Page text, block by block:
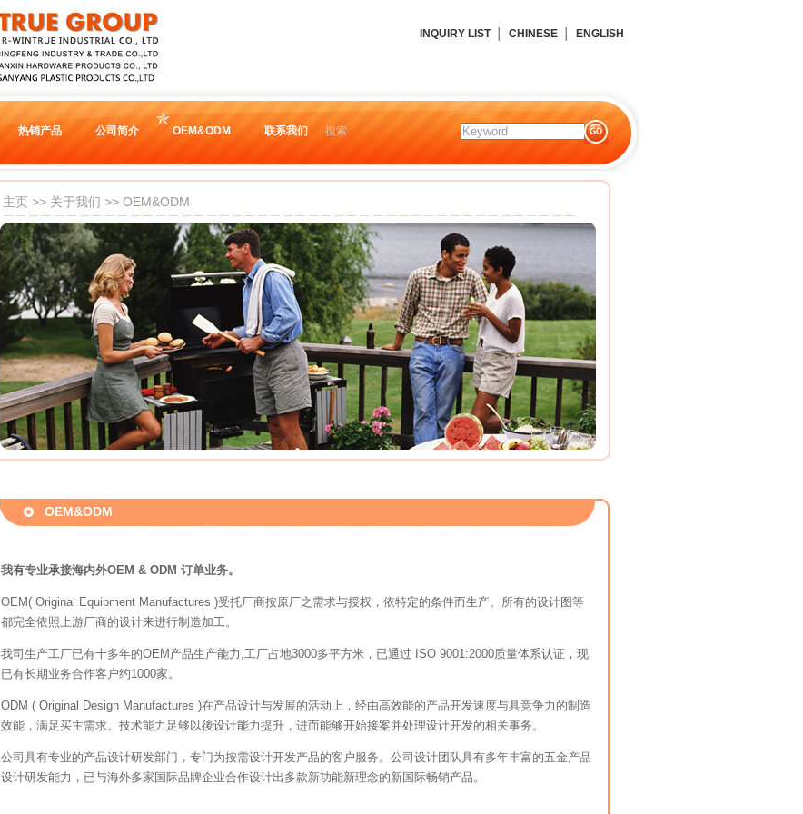
INQUIRY LIST│ CHINESE ENGLISH
热销产品 公司简介 OEM&ODM 联系我们 搜索
主页 >> 关于我们 >> OEM&ODM
OEM&ODM
我有专业承接海内外OEM & ODM 订单业务。
OEM( Original Equipment Manufactures )受托厂商按原厂之需求与授权，依特定的条件而生产。所有的设计图等
都完全依照上游厂商的设计来进行制造加工。
我司生产工厂已有十多年的OEM产品生产能力,工厂占地3000多平方米，已通过 ISO 9001:2000质量体系认证，现
已有长期业务合作客户约1000家。
ODM ( Original Design Manufactures )在产品设计与发展的活动上，经由高效能的产品开发速度与具竞争力的制造
效能，满足买主需求。技术能力足够以後设计能力提升，进而能够开始接案并处理设计开发的相关事务。
公司具有专业的产品设计研发部门，专门为按需设计开发产品的客户服务。公司设计团队具有多年丰富的五金产品
设计研发能力，已与海外多家国际品牌企业合作设计出多款新功能新理念的新国际畅销产品。